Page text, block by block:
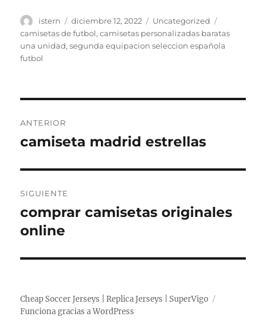
Autor
istern
Publicado
el
diciembre 12, 2022 Categorías
Uncategorized
camisetas de futbol,camisetas personalizadas baratas
una unidad,segunda equipacion seleccion española
futbol
de
ANTERIOR
Entrada
camiseta madrid estrellas
SIGUIENTE
Entrada
siguiente:
comprar camisetas originales
online
Cheap Soccer Jerseys | Replica Jerseys | SuperVigo
Funciona gracias a WordPress